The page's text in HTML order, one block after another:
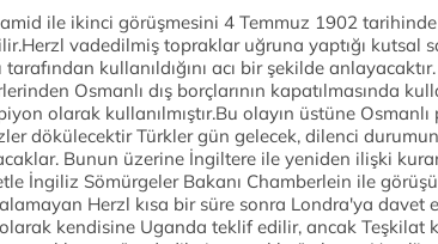
ile ikinci görüşmesini 4 Temmuz 1902
vadedilmiş topraklar uğruna yaptığı kutsal
tarafından kullanıldığını acı bir şekilde
Osmanlı dış borçlarının kapatılmasında
olarak kullanılmıştır.Bu olayın üstüne Osmanlı
dökülecektir Türkler gün gelecek, dilenci
Bunun üzerine İngiltere ile yeniden ilişki
İngiliz Sömürgeler Bakanı Chamberlein ile
Herzl kısa bir süre sonra Londra'ya davet
kendisine Uganda teklif edilir, ancak Teşkilat